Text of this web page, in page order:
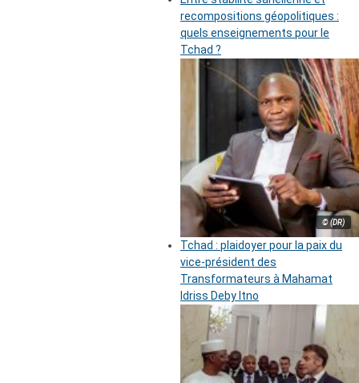
recompositions géopolitiques :
quels enseignements pour le
Tchad ?
© (DR)
Tchad : plaidoyer pour la paix du
vice-président des
Transformateurs à Mahamat
Idriss Deby Itno